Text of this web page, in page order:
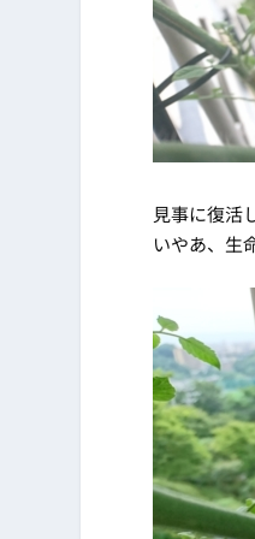
見事に復活
いやあ、生